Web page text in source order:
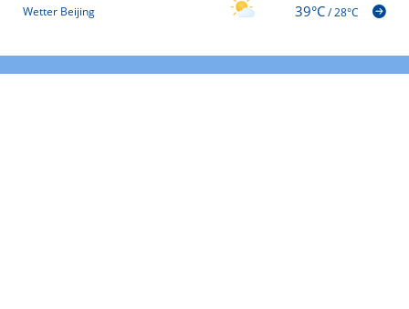
Wetter Beijing 39°C/28°C